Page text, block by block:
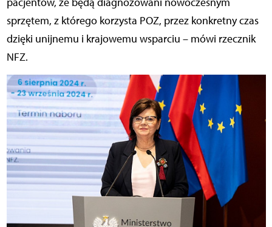
sprzętem, z którego korzysta POZ, przez konkretny czas
dzięki unijnemu i krajowemu wsparciu – mówi rzecznik
NFZ.